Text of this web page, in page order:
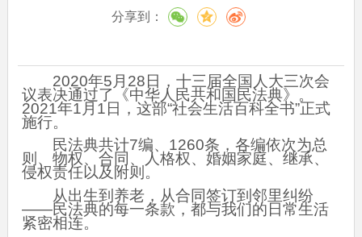
分享到：
2020年5月28日，十三届全国人大三次会
议表决通过了《中华人民共和国民法典》。
2021年1月1日，这部“社会生活百科全书”正式
施行。
民法典共计7编、1260条，各编依次为总
则、物权、合同、人格权、婚姻家庭、继承、
侵权责任以及附则。
从出生到养老，从合同签订到邻里纠纷
——民法典的每一条款，都与我们的日常生活
紧密相连。